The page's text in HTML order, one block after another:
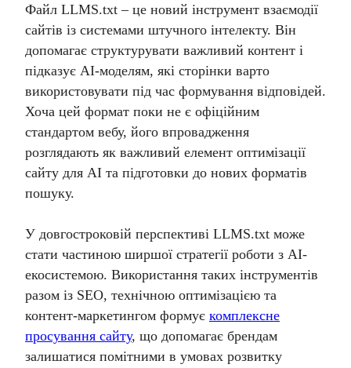
Файл LLMS.txt – це новий інструмент взаємодії
сайтів із системами штучного інтелекту. Він
допомагає структурувати важливий контент і
підказує AI-моделям, які сторінки варто
використовувати під час формування відповідей.
Хоча цей формат поки не є офіційним
стандартом вебу, його впровадження
розглядають як важливий елемент оптимізації
сайту для AI та підготовки до нових форматів
пошуку.
У довгостроковій перспективі LLMS.txt може
стати частиною ширшої стратегії роботи з AI-
екосистемою. Використання таких інструментів
разом із SEO, технічною оптимізацією та
контент-маркетингом формує комплексне
просування сайту, що допомагає брендам
залишатися помітними в умовах розвитку